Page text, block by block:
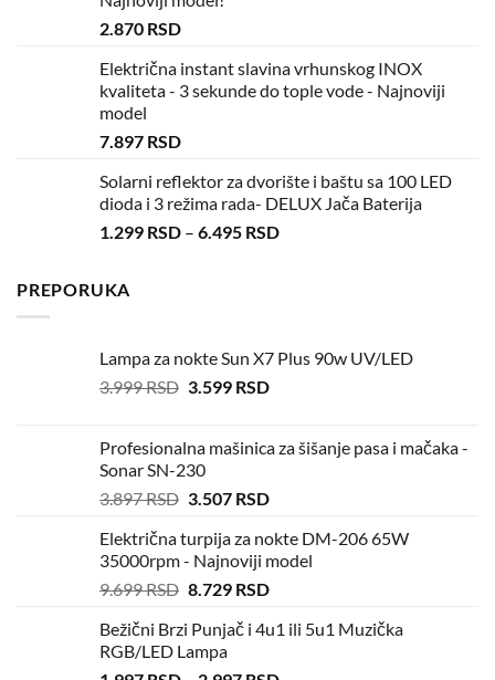
2.870 RSD
Električna instant slavina vrhunskog INOX
kvaliteta - 3 sekunde do tople vode - Najnoviji
model
7.897 RSD
Solarni reflektor za dvorište i baštu sa 100 LED
dioda i 3 režima rada- DELUX Jača Baterija
1.299 RSD – 6.495 RSD
PREPORUKA
Lampa za nokte Sun X7 Plus 90w UV/LED
3.999RSD 3.599 RSD
Profesionalna mašinica za šišanje pasa i mačaka -
Sonar SN-230
3.897RSD 3.507 RSD
Električna turpija za nokte DM-206 65W
35000rpm - Najnoviji model
9.699RSD 8.729 RSD
Bežični Brzi Punjač i 4u1 ili 5u1 Muzička
RGB/LED Lampa